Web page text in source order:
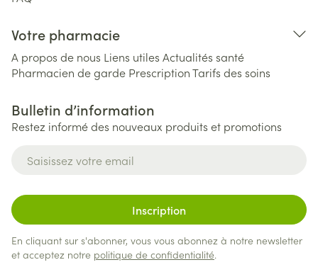
Votre pharmacie
A propos de nous Liens utiles Actualités santé
Pharmacien de garde PrescriptionTarifs des soins
Bulletin d’information
Restez informé des nouveaux produits et promotions
Inscription
En cliquant sur s'abonner, vous vous abonnez à notre newsletter
et acceptez notre politique de confidentialité.